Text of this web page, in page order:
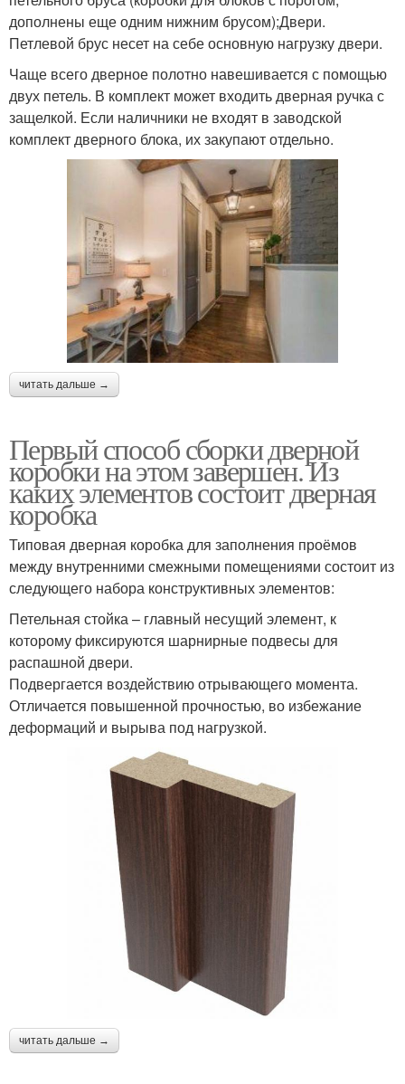
дополнены еще одним нижним брусом);Двери.
Петлевой брус несет на себе основную нагрузку двери.
Чаще всего дверное полотно навешивается с помощью
двух петель. В комплект может входить дверная ручка с
защелкой. Если наличники не входят в заводской
комплект дверного блока, их закупают отдельно.
читать дальше →
Первый способ сборки дверной
коробки на этом завершен. Из
каких элементов состоит дверная
коробка
Типовая дверная коробка для заполнения проёмов
между внутренними смежными помещениями состоит из
следующего набора конструктивных элементов:
Петельная стойка – главный несущий элемент, к
которому фиксируются шарнирные подвесы для
распашной двери.
Подвергается воздействию отрывающего момента.
Отличается повышенной прочностью, во избежание
деформаций и вырыва под нагрузкой.
читать дальше →